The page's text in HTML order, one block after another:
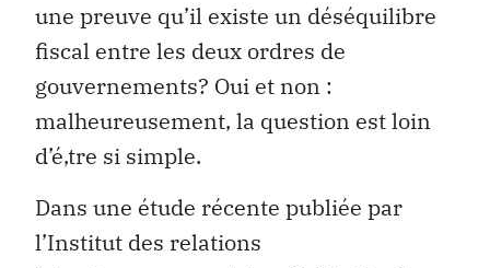
une preuve qu’il existe un déséquilibre
fiscal entre les deux ordres de
gouvernements? Oui et non :
malheureusement, la question est loin
d’é‚tre si simple.
Dans une étude récente publiée par
l’Institut des relations